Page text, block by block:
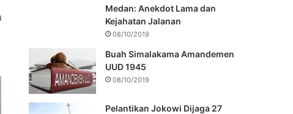
Medan: Anekdot Lama dan
Kejahatan Jalanan
08/10/2019
Buah Simalakama Amandemen
UUD 1945
08/10/2019
Pelantikan Jokowi Dijaga 27